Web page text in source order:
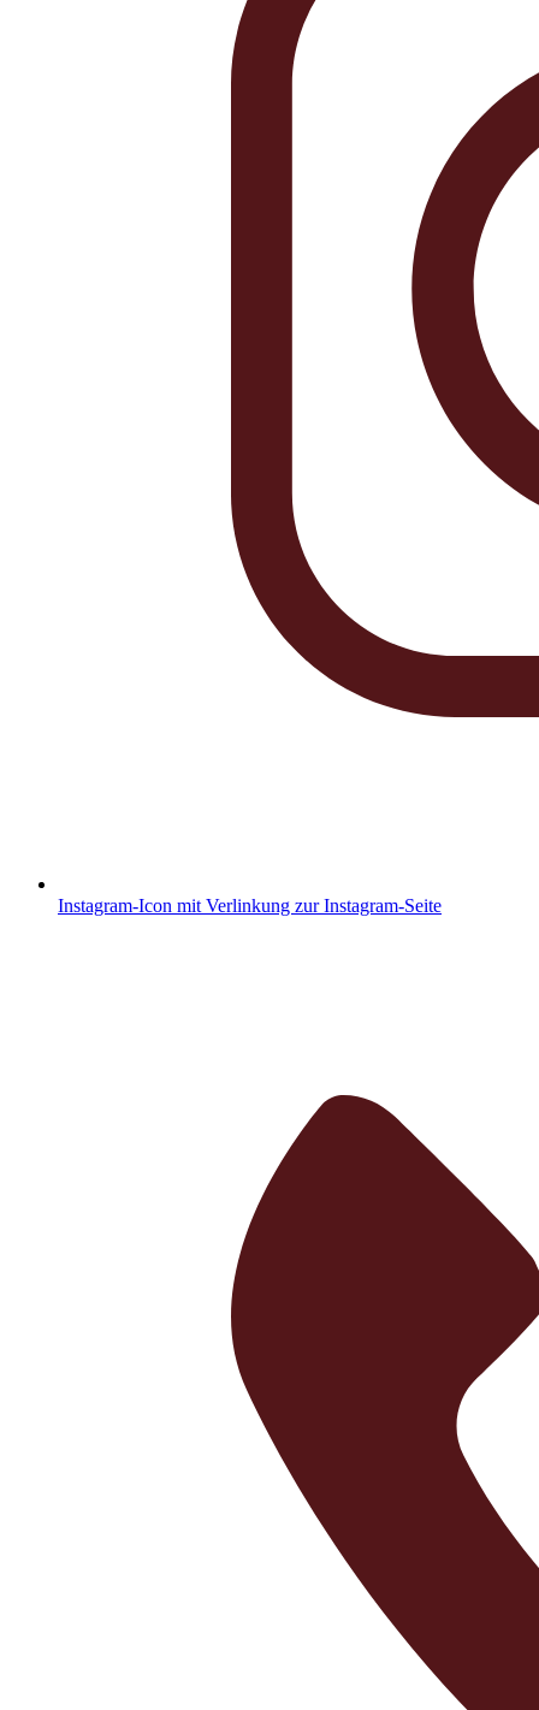
Instagram-Icon mit Verlinkung zur Instagram-Seite